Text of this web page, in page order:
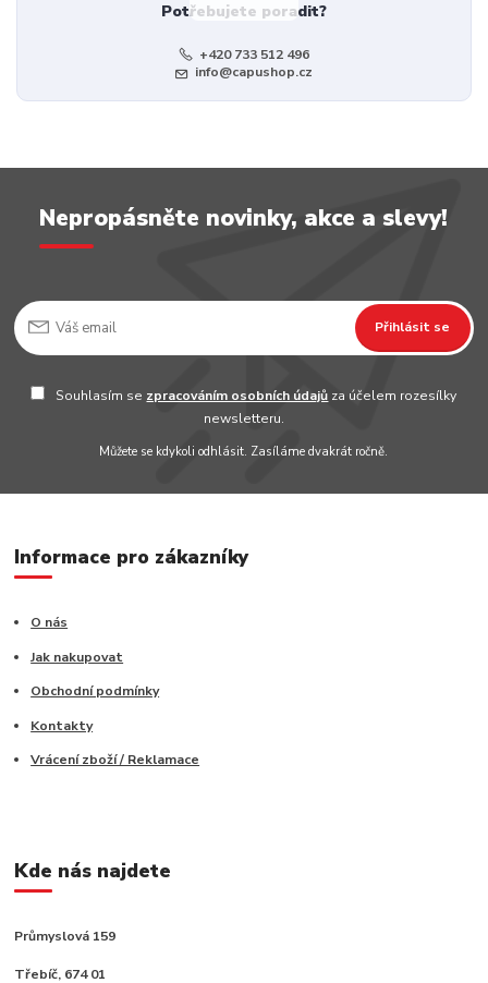
Potřebujete poradit?
+420 733 512 496
info@capushop.cz
Nepropásněte novinky, akce a slevy!
Přihlásit se
Souhlasím se zpracováním osobních údajů za účelem rozesílky
newsletteru.
Můžete se kdykoli odhlásit. Zasíláme dvakrát ročně.
Informace pro zákazníky
O nás
Jak nakupovat
Obchodní podmínky
Kontakty
Vrácení zboží / Reklamace
Kde nás najdete
Průmyslová 159
Třebíč, 674 01